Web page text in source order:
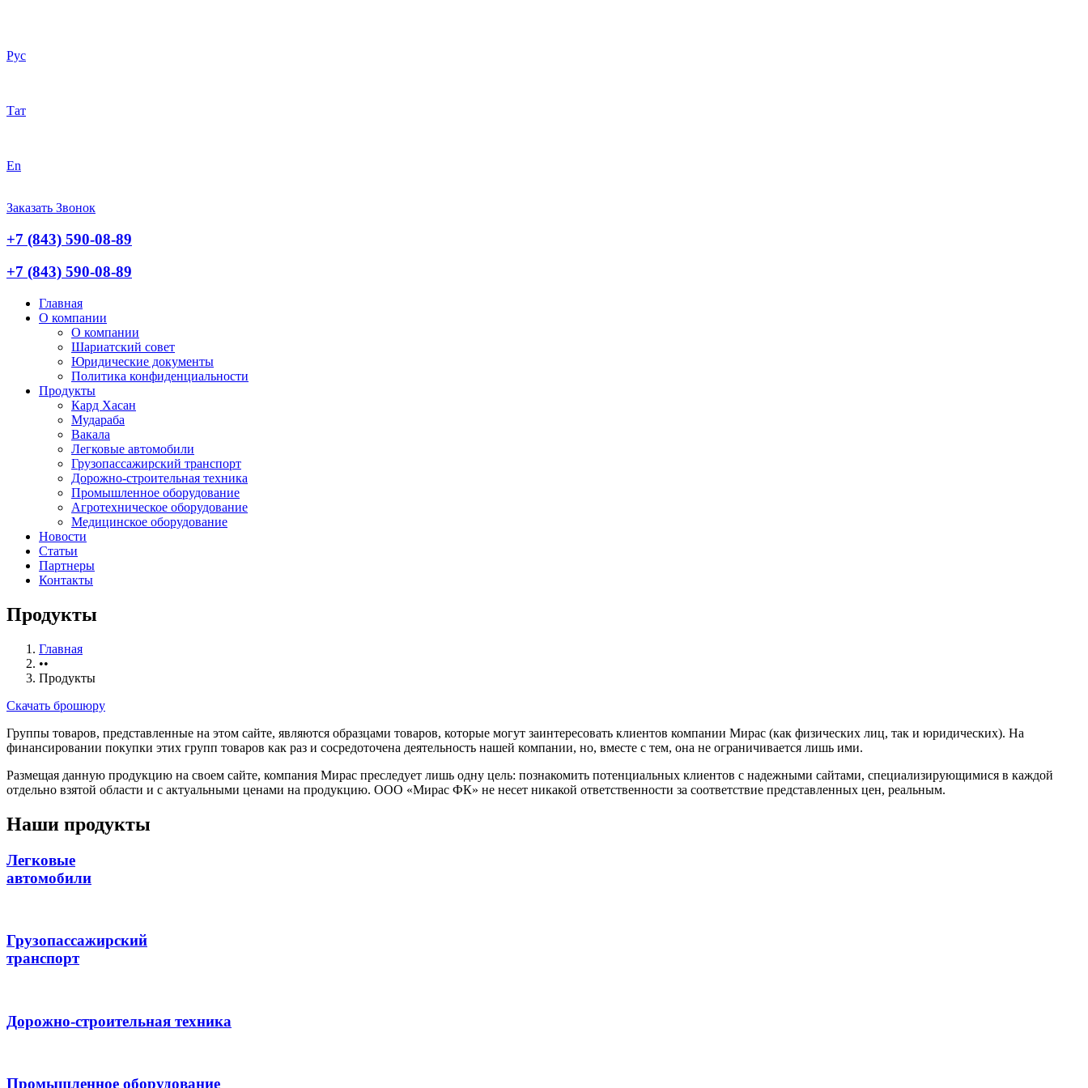
Рус
Тат
En
Заказать Звонок
+7 (843) 590-08-89
+7 (843) 590-08-89
Главная
О компании
О компании
Шариатский совет
Юридические документы
Политика конфиденциальности
Продукты
Кард Хасан
Мудараба
Вакала
Легковые автомобили
Грузопассажирский транспорт
Дорожно-строительная техника
Промышленное оборудование
Агротехническое оборудование
Медицинское оборудование
Новости
Статьи
Партнеры
Контакты
Продукты
Главная
••
Продукты
Скачать брошюру
Группы товаров, представленные на этом сайте, являются образцами товаров, которые могут заинтересовать клиентов компании Мирас (как физических лиц, так и юридических). На
финансировании покупки этих групп товаров как раз и сосредоточена деятельность нашей компании, но, вместе с тем, она не ограничивается лишь ими.
Размещая данную продукцию на своем сайте, компания Мирас преследует лишь одну цель: познакомить потенциальных клиентов с надежными сайтами, специализирующимися в каждой
отдельно взятой области и с актуальными ценами на продукцию. ООО «Мирас ФК» не несет никакой ответственности за соответствие представленных цен, реальным.
Наши продукты
Легковые
автомобили
Грузопассажирский
транспорт
Дорожно-строительная техника
Промышленное оборудование